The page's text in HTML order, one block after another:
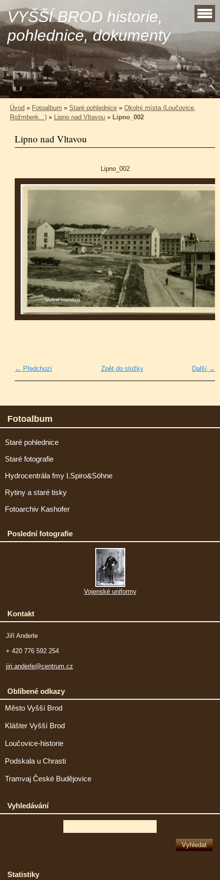
VYŠŠÍ BROD historie,
pohlednice, dokumenty
Úvod » Fotoalbum » Staré pohlednice » Okolní místa (Loučovice,
Rožmberk...) » Lipno nad Vltavou » Lipno_002
Lipno nad Vltavou
Lipno_002
← Předchozí Další →
Zpět do složky
Fotoalbum
Staré pohlednice
Staré fotografie
Hydrocentrála fmy I.Spiro&Söhne
Rytiny a staré tisky
Fotoarchiv Kashofer
Poslední fotografie
Vojenské uniformy
Kontakt
Jiří Anderle
+ 420 776 592 254
jiri.anderle@centrum.cz
Oblíbené odkazy
Město Vyšší Brod
Klášter Vyšší Brod
Loučovice-historie
Podskala u Chrasti
Tramvaj České Budějovice
Vyhledávání
Statistiky